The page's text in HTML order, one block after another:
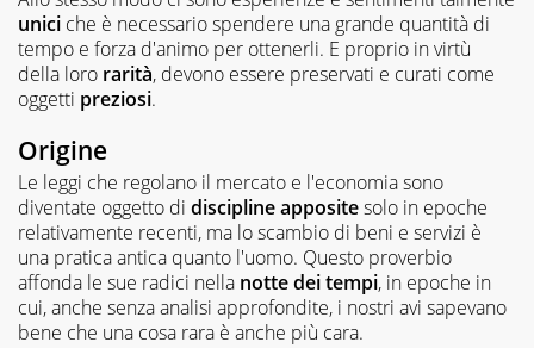
unici che è necessario spendere una grande quantità di
tempo e forza d'animo per ottenerli. E proprio in virtù
della loro rarità, devono essere preservati e curati come
oggetti preziosi.
Origine
Le leggi che regolano il mercato e l'economia sono
diventate oggetto di disciplineappositesolo in epoche
relativamente recenti, ma lo scambio di beni e servizi è
una pratica antica quanto l'uomo. Questo proverbio
affonda le sue radici nella notte dei tempi, in epoche in
cui, anche senza analisi approfondite, i nostri avi sapevano
bene che una cosa rara è anche più cara.